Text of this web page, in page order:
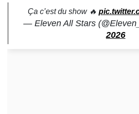
Ça c’est du show 🔥
— Eleven All Stars
2026